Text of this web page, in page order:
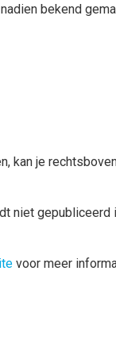
bekend
je
niet gepubliceerd
voor meer